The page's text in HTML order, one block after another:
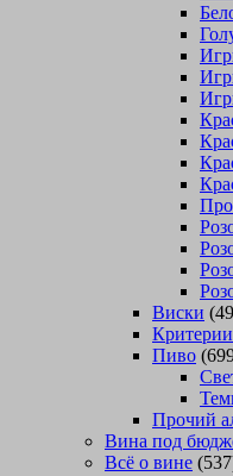
Виски
Пиво
Прочий
Вина под
Всё о вине